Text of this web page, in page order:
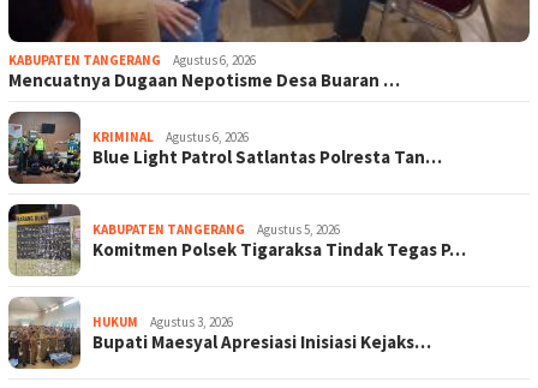
KABUPATEN TANGERANG Agustus 6, 2026
Mencuatnya Dugaan Nepotisme Desa Buaran …
KRIMINAL Agustus 6, 2026
Blue Light Patrol Satlantas Polresta Tan…
KABUPATEN TANGERANG Agustus 5, 2026
Komitmen Polsek Tigaraksa Tindak Tegas P…
HUKUM Agustus 3, 2026
Bupati Maesyal Apresiasi Inisiasi Kejaks…